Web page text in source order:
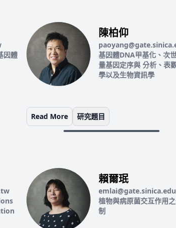
因體
陳柏仰
基因體DNA甲基化、次
量基因定序與 分析、表
學以及生物資訊學
Read More 研究題目
賴爾珉
植物與病原菌交互作用
制